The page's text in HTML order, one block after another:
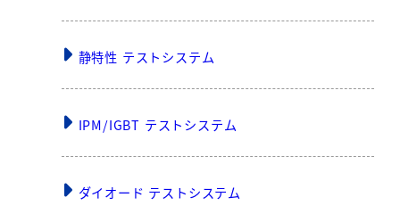
静特性 テストシステム
IPM/IGBT テストシステム
ダイオード テストシステム